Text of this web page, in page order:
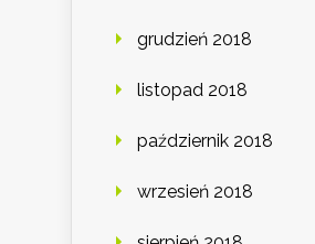
grudzień 2018
listopad 2018
październik 2018
wrzesień 2018